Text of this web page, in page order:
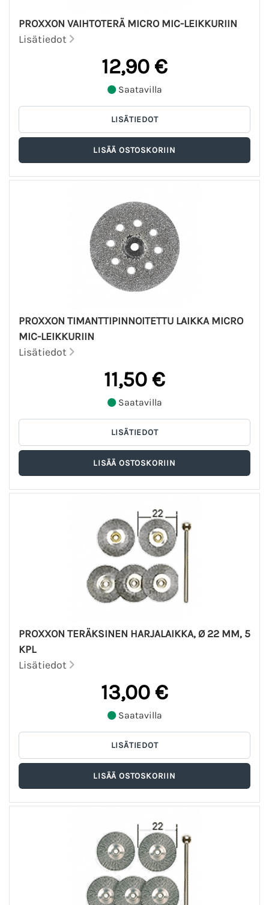
PROXXON VAIHTOTERÄ MICRO MIC-LEIKKURIIN
Lisätiedot
12,90 €
Saatavilla
PROXXON TIMANTTIPINNOITETTU LAIKKA MICRO
MIC-LEIKKURIIN
Lisätiedot
11,50 €
Saatavilla
PROXXON TERÄKSINEN HARJALAIKKA, Ø 22 MM, 5
KPL
Lisätiedot
13,00 €
Saatavilla